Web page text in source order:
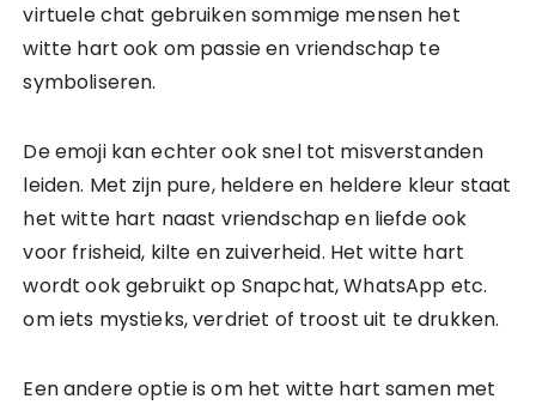
virtuele chat gebruiken sommige mensen het
witte hart ook om passie en vriendschap te
symboliseren.
De emoji kan echter ook snel tot misverstanden
leiden. Met zijn pure, heldere en heldere kleur staat
het witte hart naast vriendschap en liefde ook
voor frisheid, kilte en zuiverheid. Het witte hart
wordt ook gebruikt op Snapchat, WhatsApp etc.
om iets mystieks, verdriet of troost uit te drukken.
Een andere optie is om het witte hart samen met